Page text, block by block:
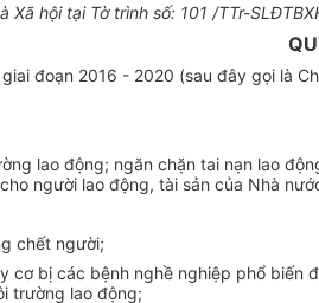
Xã hội tại Tờ trình số: 101 /TTr-
đoạn 2016 - 2020 (sau đây gọi là
lao động; ngăn chặn tai nạn lao
người lao động, tài sản của Nhà
chết người;
cơ bị các bệnh nghề nghiệp phổ
trường lao động;